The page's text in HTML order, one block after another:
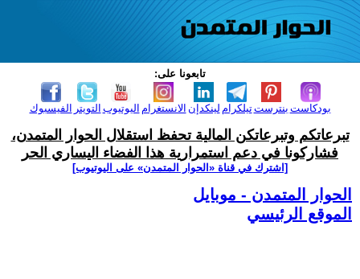
تابعونا على:
الفيسبوك التويتر اليوتيوب الانستغرام لينكدإن تيلكرامبنترست بودكاست
تبرعاتكم وتبرعاتكن المالية تحفظ استقلال الحوار المتمدن،
فشاركونا في دعم استمرارية هذا الفضاء اليساري الحر
[اشترك في قناة ‫«الحوار المتمدن» على اليوتيوب]
الحوار المتمدن - موبايل
الموقع الرئيسي